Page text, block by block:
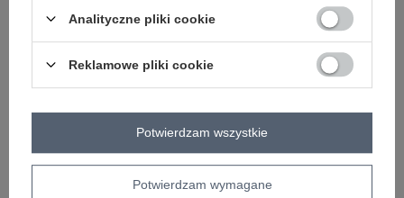
Zobacz wszystkie kolory (+1)
ZALOGUJ SIĘ I ZOBACZ CENĘ
Analityczne pliki cookie
Reklamowe pliki cookie
Potwierdzam wymagane
Potwierdzam wszystkie